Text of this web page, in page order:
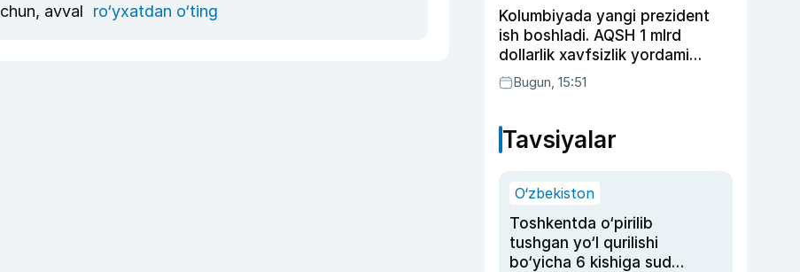
avval ro‘yxatdan o‘ting
Kolumbiyada yangi prezident
ish boshladi. AQSH 1 mlrd
dollarlik xavfsizlik yordami
bermoqchi
Bugun, 15:51
Tavsiyalar
O‘zbekiston
Toshkentda o‘pirilib
tushgan yo‘l qurilishi
bo‘yicha 6 kishiga sud